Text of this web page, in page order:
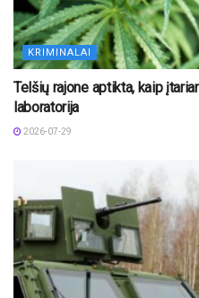
KRIMINALAI
Telšių rajone aptikta, kaip
laboratorija
2026-07-29